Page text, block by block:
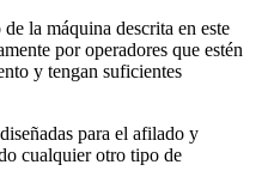
la máquina descrita en este
por operadores que estén
y tengan suficientes
para el afilado y
cualquier otro tipo de